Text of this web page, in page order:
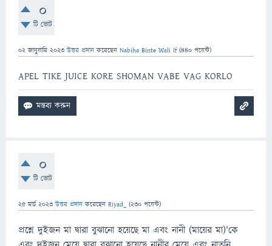
0
টি ভোট
02 জানুয়ারি 2023 উত্তর প্রদান করেছেন Nabiha Binte Wali If (440 পয়েন্ট)
APEL TIKE JUICE KORE SHOMAN VABE VAG KORLO
0
টি ভোট
25 মার্চ 2023 উত্তর প্রদান করেছেন Riyad_ (230 পয়েন্ট)
প্রশ্নে দুইজন মা দ্বারা বুঝানো হয়েছে মা এবং নানী (মায়ের মা)'কে